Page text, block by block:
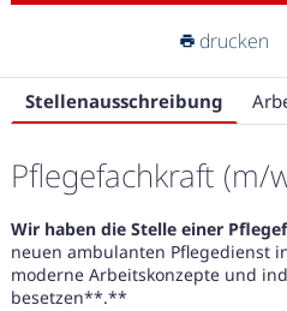
drucken
Stellenausschreibung
Pflegefachkraft (m/
Wir haben die Stelle einer
neuen ambulanten Pflegedienst
moderne Arbeitskonzepte und
besetzen**.**